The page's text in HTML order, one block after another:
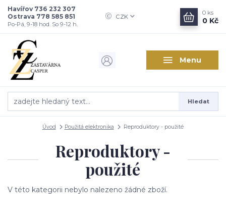
Menu
CZK
Hledat
Havířov 736 232 307
Ostrava 778 585 851
Po-Pá, 9-18 hod. So 9-12 h.
0 ks
0 Kč
Úvod Použitá elektronika Reproduktory - použité
Reproduktory -
použité
V této kategorii nebylo nalezeno žádné zboží.